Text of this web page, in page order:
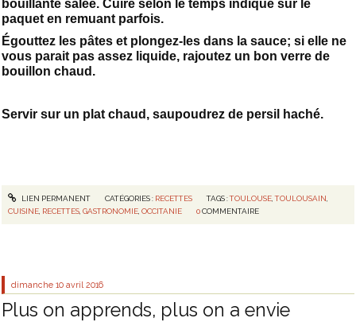
bouillante salée. Cuire selon le temps indiqué sur le
paquet en remuant parfois.
Égouttez les pâtes et plongez-les dans la sauce; si elle ne
vous parait pas assez liquide, rajoutez un bon verre de
bouillon chaud.
Servir sur un plat chaud, saupoudrez de persil haché.
LIEN PERMANENT CATÉGORIES : RECETTES TAGS :TOULOUSE ,TOULOUSAIN
CUISINE RECETTES ,GASTRONOMIE ,OCCITANIE 0 COMMENTAIRE
dimanche 10 avril 2016
Plus on apprends, plus on a envie